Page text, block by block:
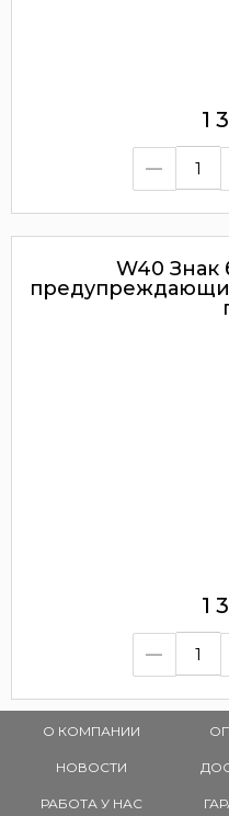
1
–
W40 Знак
1
–
О КОМПАНИИ
НОВОСТИ
РАБОТА У НАС